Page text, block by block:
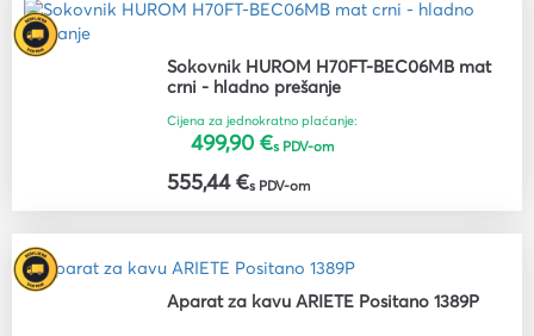
Sokovnik HUROM H70FT-BEC06MB mat
crni - hladno prešanje
Cijena za jednokratno plaćanje:
499,90 €s PDV-om
555,44 €s PDV-om
Aparat za kavu ARIETE Positano 1389P